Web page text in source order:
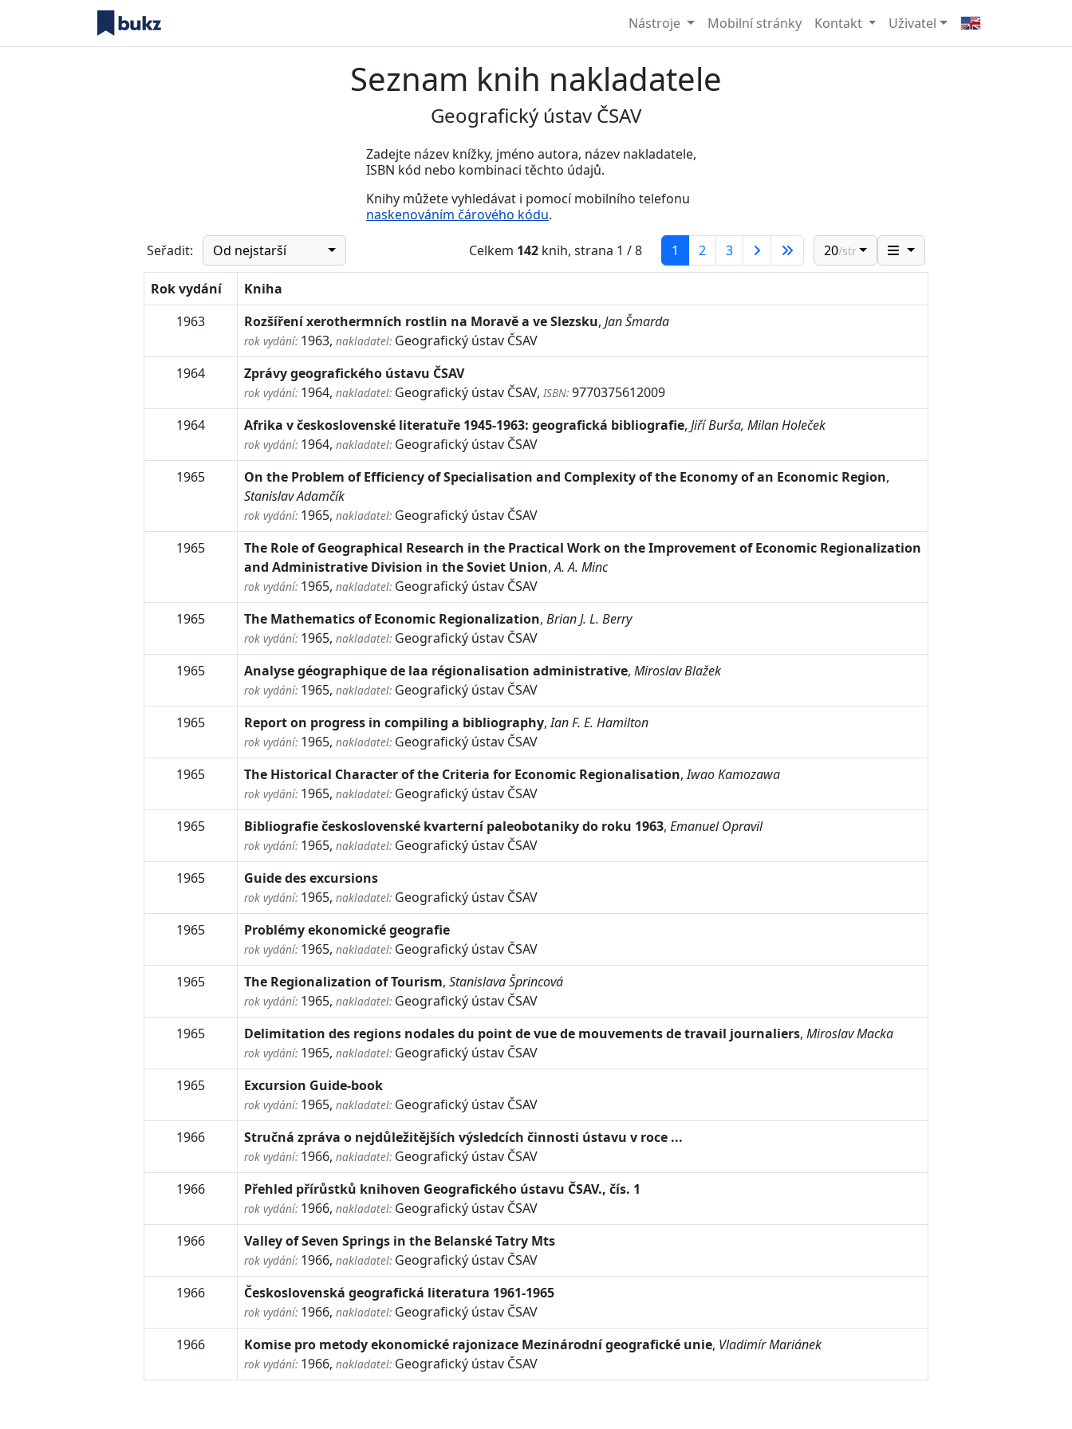
Nástroje Mobilní stránky Kontakt Uživatel
Seznam knih nakladatele
Geografický ústav ČSAV
Zadejte název knížky, jméno autora, název nakladatele,
ISBN kód nebo kombinaci těchto údajů.
Knihy můžete vyhledávat i pomocí mobilního telefonu
naskenováním čárového kódu.
Seřadit: Od nejstarší Celkem 142 knih, strana 1 / 8 1 (current)
2 3 20/str.
Rok vydání
Kniha
1963
Rozšíření xerothermních rostlin na Moravě a ve Slezsku, Jan Šmarda
rok vydání: 1963, nakladatel: Geografický ústav ČSAV
1964
Zprávy geografického ústavu ČSAV
rok vydání: 1964, nakladatel: Geografický ústav ČSAV, ISBN: 9770375612009
1964
Afrika v československé literatuře 1945-1963: geografická bibliografie, Jiří Burša, Milan Holeček
rok vydání: 1964, nakladatel: Geografický ústav ČSAV
1965
On the Problem of Efficiency of Specialisation and Complexity of the Economy of an Economic Region,
Stanislav Adamčík
rok vydání: 1965, nakladatel: Geografický ústav ČSAV
1965
The Role of Geographical Research in the Practical Work on the Improvement of Economic Regionalization
and Administrative Division in the Soviet Union,A. A. Minc
rok vydání: 1965, nakladatel: Geografický ústav ČSAV
1965
The Mathematics of Economic Regionalization, Brian J. L. Berry
rok vydání: 1965, nakladatel: Geografický ústav ČSAV
1965
Analyse géographique de laa régionalisation administrative, Miroslav Blažek
rok vydání: 1965, nakladatel: Geografický ústav ČSAV
1965
Report on progress in compiling a bibliography,Ian F. E. Hamilton
rok vydání: 1965, nakladatel: Geografický ústav ČSAV
1965
The Historical Character of the Criteria for Economic Regionalisation,Iwao Kamozawa
rok vydání: 1965, nakladatel: Geografický ústav ČSAV
1965
Bibliografie československé kvarterní paleobotaniky do roku 1963, Emanuel Opravil
rok vydání: 1965, nakladatel: Geografický ústav ČSAV
1965
Guide des excursions
rok vydání: 1965, nakladatel: Geografický ústav ČSAV
1965
Problémy ekonomické geografie
rok vydání: 1965, nakladatel: Geografický ústav ČSAV
1965
The Regionalization of Tourism, Stanislava Šprincová
rok vydání: 1965, nakladatel: Geografický ústav ČSAV
1965
Delimitation des regions nodales du point de vue de mouvements de travail journaliers, Miroslav Macka
rok vydání: 1965, nakladatel: Geografický ústav ČSAV
1965
Excursion Guide-book
rok vydání: 1965, nakladatel: Geografický ústav ČSAV
1966
Stručná zpráva o nejdůležitějších výsledcích činnosti ústavu v roce ...
rok vydání: 1966, nakladatel: Geografický ústav ČSAV
1966
Přehled přírůstků knihoven Geografického ústavu ČSAV., čís. 1
rok vydání: 1966, nakladatel: Geografický ústav ČSAV
1966
Valley of Seven Springs in the Belanské Tatry Mts
rok vydání: 1966, nakladatel: Geografický ústav ČSAV
1966
Československá geografická literatura 1961-1965
rok vydání: 1966, nakladatel: Geografický ústav ČSAV
1966
Komise pro metody ekonomické rajonizace Mezinárodní geografické unie, Vladimír Mariánek
rok vydání: 1966, nakladatel: Geografický ústav ČSAV